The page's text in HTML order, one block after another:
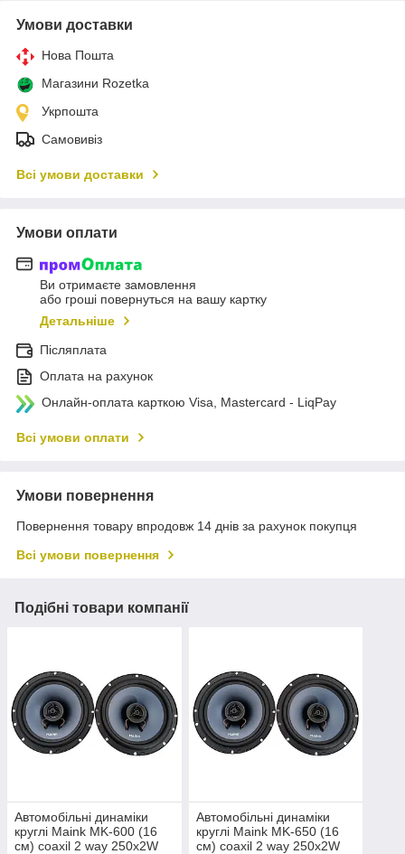
Умови доставки
Нова Пошта
Магазини Rozetka
Укрпошта
Самовивіз
Всі умови доставки
Умови оплати
Ви отримаєте замовлення
або гроші повернуться на вашу картку
Детальніше
Післяплата
Оплата на рахунок
Онлайн-оплата карткою Visa, Mastercard - LiqPay
Всі умови оплати
Умови повернення
Повернення товару впродовж 14 днів за рахунок покупця
Всі умови повернення
Подібні товари компанії
Автомобільні динаміки
круглі Мaink MK-600 (16
см) coaxil 2 way 250х2W
Автомобільні динаміки
круглі Мaink MK-650 (16
см) coaxil 2 way 250х2W